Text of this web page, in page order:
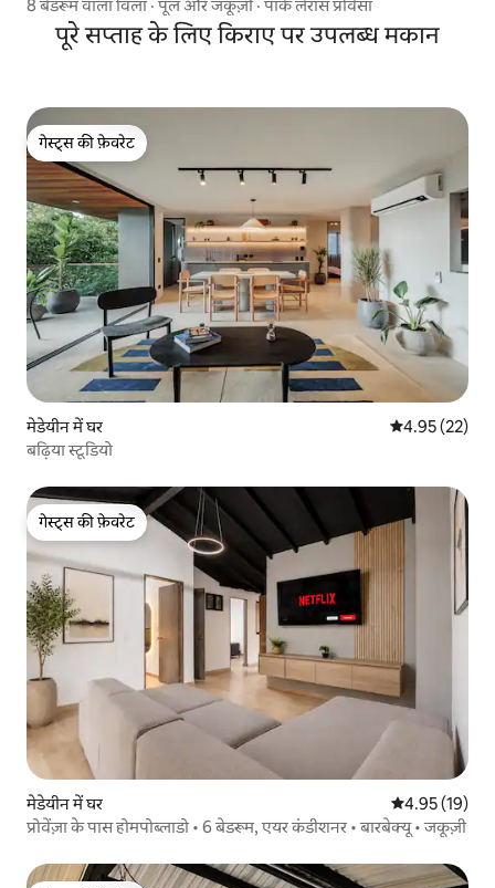
8 बेडरूम वाला विला · पूल और जकूज़ी · पार्के लेरास प्रोवेंसा
पूरे सप्ताह के लिए किराए पर उपलब्ध मकान
गेस्ट्स की फ़ेवरेट
गेस्ट्स की फ़ेवरेट
मेडेयीन में घर औसत रेटिंग 5 में
4.95 (22)
बढ़िया स्टूडियो
गेस्ट्स की फ़ेवरेट
गेस्ट्स की फ़ेवरेट
मेडेयीन में घर औसत रेटिंग 5 में
4.95 (19)
प्रोवेंज़ा के पास होमपोब्लाडो • 6 बेडरूम, एयर कंडीशनर • बारबेक्यू • जकूज़ी